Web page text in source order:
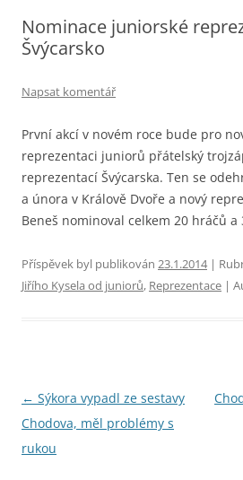
Nominace juniorské
Švýcarsko
Napsat komentář
První akcí v novém roce bude pro
reprezentaci juniorů přátelský
reprezentací Švýcarska. Ten se
a února v Králově Dvoře a nový
Beneš nominoval celkem 20 hráčů a
Příspěvek byl publikován 23.1.2014|
Jiřího Kysela od juniorů, Reprezentace |
Navigace
pro
příspěvky
← Sýkora vypadl ze sestavy
Chodova, měl problémy s
rukou